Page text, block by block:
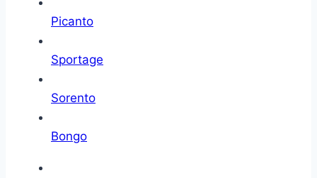
Picanto
Sportage
Sorento
Bongo